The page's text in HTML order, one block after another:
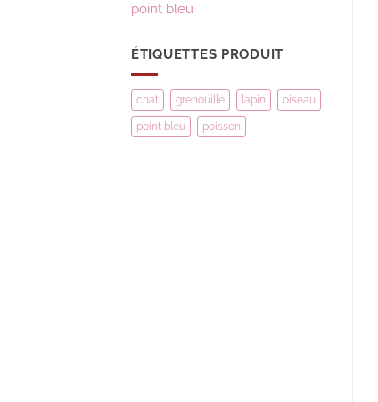
point bleu
ÉTIQUETTES PRODUIT
chat grenouille lapin oiseau
point bleu poisson